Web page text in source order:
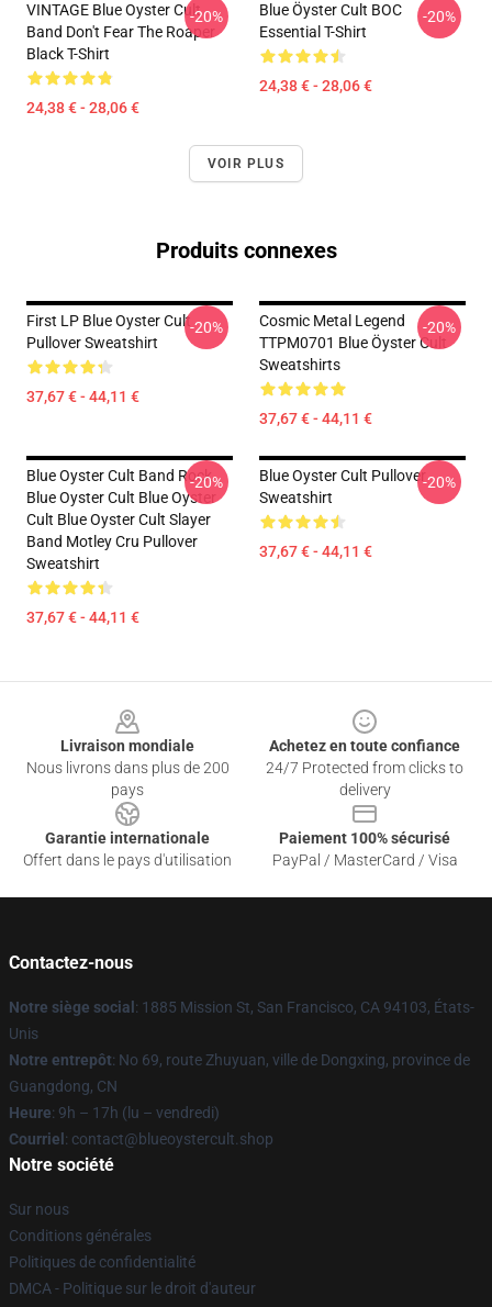
VINTAGE Blue Oyster Cult
Band Don't Fear The Roaper
Black T-Shirt
24,38 € - 28,06 €
-20%
Blue Öyster Cult BOC
Essential T-Shirt
24,38 € - 28,06 €
-20%
VOIR PLUS
Produits connexes
First LP Blue Oyster Cult
Pullover Sweatshirt
37,67 € - 44,11 €
-20%
Cosmic Metal Legend
TTPM0701 Blue Öyster Cult
Sweatshirts
37,67 € - 44,11 €
-20%
Blue Oyster Cult Band Rock
Blue Oyster Cult Blue Oyster
Cult Blue Oyster Cult Slayer
Band Motley Cru Pullover
Sweatshirt
37,67 € - 44,11 €
-20%
Blue Oyster Cult Pullover
Sweatshirt
37,67 € - 44,11 €
-20%
Livraison mondiale
Nous livrons dans plus de 200
pays
Achetez en toute confiance
24/7 Protected from clicks to
delivery
Garantie internationale
Offert dans le pays d'utilisation
Paiement 100% sécurisé
PayPal / MasterCard / Visa
Contactez-nous
Notre siège social : 1885 Mission St, San Francisco, CA 94103, États-
Unis
Notre entrepôt: No 69, route Zhuyuan, ville de Dongxing, province de
Guangdong, CN
Heure: 9h – 17h (lu – vendredi)
Courriel : contact@blueoystercult.shop
Notre société
Sur nous
Conditions générales
Politiques de confidentialité
DMCA - Politique sur le droit d'auteur